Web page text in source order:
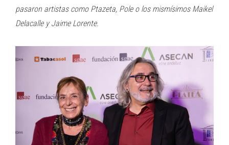
pasaron artistas como Ptazeta, Pole o los mismísimos Maikel
Delacalle y Jaime Lorente.